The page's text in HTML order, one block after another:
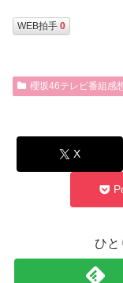
WEB拍手 0
櫻坂46テレビ番組感
X
ひと